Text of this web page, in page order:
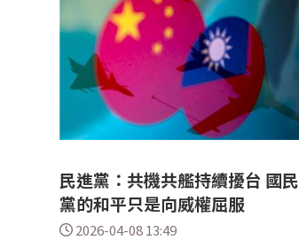
民進黨：共機共艦持續擾台 國民
黨的和平只是向威權屈服
2026-04-08 13:49